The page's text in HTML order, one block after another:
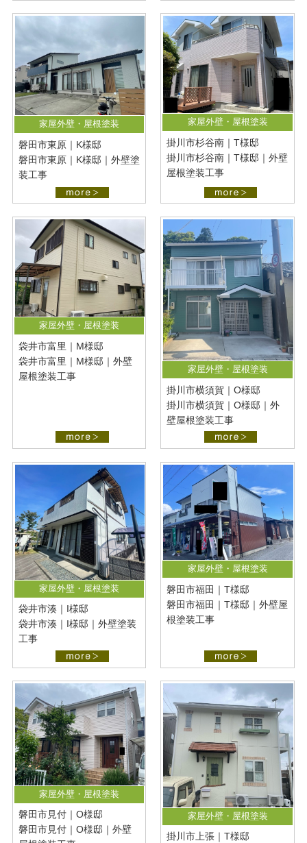
家屋外壁・屋根塗装
磐田市東原｜K様邸
磐田市東原｜K様邸｜外壁塗
装工事
家屋外壁・屋根塗装
掛川市杉谷南｜T様邸
掛川市杉谷南｜T様邸｜外壁
屋根塗装工事
家屋外壁・屋根塗装
袋井市富里｜M様邸
袋井市富里｜M様邸｜外壁
屋根塗装工事
家屋外壁・屋根塗装
掛川市横須賀｜O様邸
掛川市横須賀｜O様邸｜外
壁屋根塗装工事
家屋外壁・屋根塗装
袋井市湊｜I様邸
袋井市湊｜I様邸｜外壁塗装
工事
家屋外壁・屋根塗装
磐田市福田｜T様邸
磐田市福田｜T様邸｜外壁屋
根塗装工事
家屋外壁・屋根塗装
磐田市見付｜O様邸
磐田市見付｜O様邸｜外壁
家屋外壁・屋根塗装
掛川市上張｜T様邸